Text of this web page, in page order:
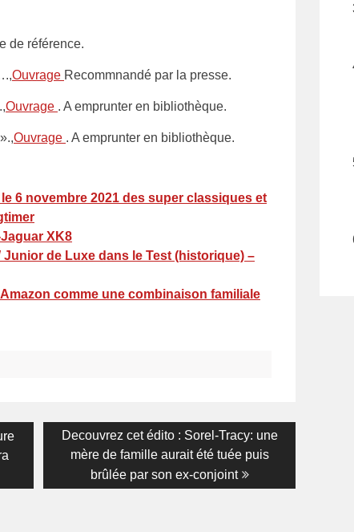
de référence.
Ouvrage Recommnandé par la presse.
Ouvrage . A emprunter en bibliothèque.
Ouvrage . A emprunter en bibliothèque.
le 6 novembre 2021 des super classiques et
XK8
de Luxe dans le Test (historique) –
comme une combinaison familiale
Next
post:
Decouvrez cet édito : Sorel-Tracy: une
mère de famille aurait été tuée puis
brûlée par son ex-conjoint